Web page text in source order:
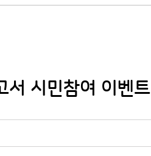
서 시민참여 이벤트